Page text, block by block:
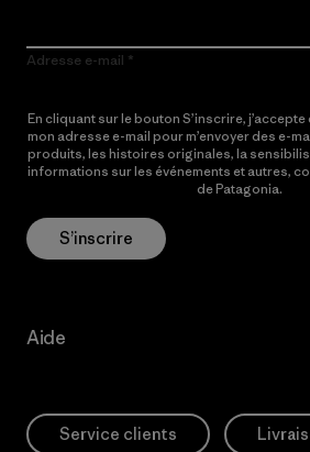
Adresse e-mail
En cliquant sur le bouton S’inscrire,
mon adresse e-mail pour m’envoyer des e-
produits, les histoires originales, la
informations sur les événements et autres,
de Patagonia.
S’inscrire
Aide
Service clients